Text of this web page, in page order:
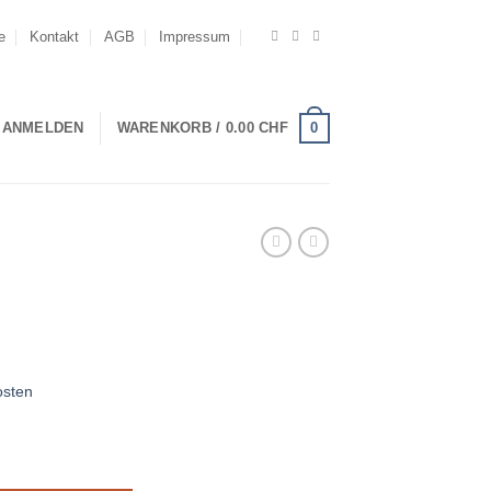
Kontakt AGB Impressum
ANMELDEN WARENKORB / 0.00CHF 0